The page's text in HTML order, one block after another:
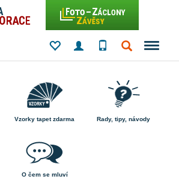
Vzorky tapet zdarma Rady, tipy, návody
O čem se mluví